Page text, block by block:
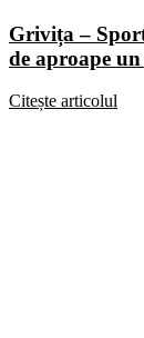
Grivița –
de aproape un
Citește articolul